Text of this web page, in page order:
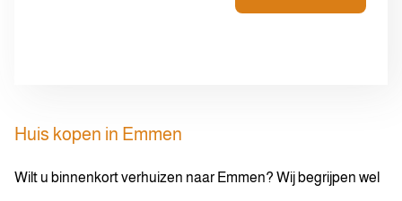
Huis kopen in Emmen
Wilt u binnenkort verhuizen naar Emmen? Wij begrijpen wel